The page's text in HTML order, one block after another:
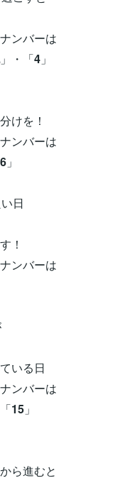
ーは
」・「4 」
を！
ーは
6 」
日
ーは
る日
ーは
15 」
むと